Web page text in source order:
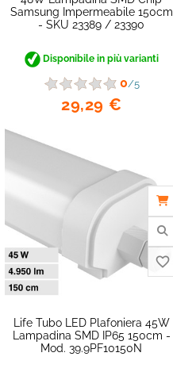
Samsung Impermeabile 150cm
- SKU 23389 / 23390
Disponibile in più varianti
0/5
29,29 €
Life Tubo LED Plafoniera 45W
Lampadina SMD IP65 150cm -
Mod. 39.9PF10150N